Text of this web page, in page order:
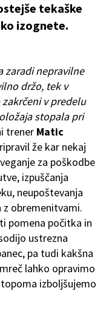
tekaške
izognete.
zaradi nepravilne
držo, tek v
v predelu
stopala pri
trener Matic
že kar nekaj
za poškodbe
izpuščanja
neupoštevanja
obremenitvami.
pomena počitka in
ustrezna
pa tudi kakšna
lahko opravimo
izboljšujemo